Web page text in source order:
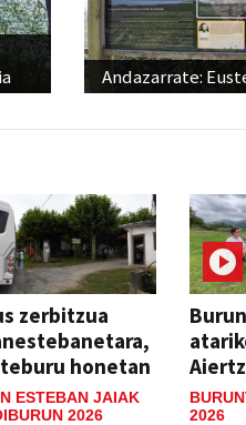
Andazarrate:
zerbitzua
honetan
ESTEBAN JAIAK
2026
2026